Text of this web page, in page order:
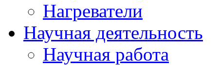
Нагреватели
Научная деятельность
Научная работа